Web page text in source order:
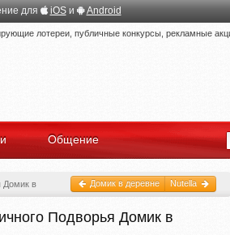
для iOSи Android
лотереи, публичные конкурсы, рекламные
Общение
Домик в деревне Nutella
Домик в
Подворья Домик в